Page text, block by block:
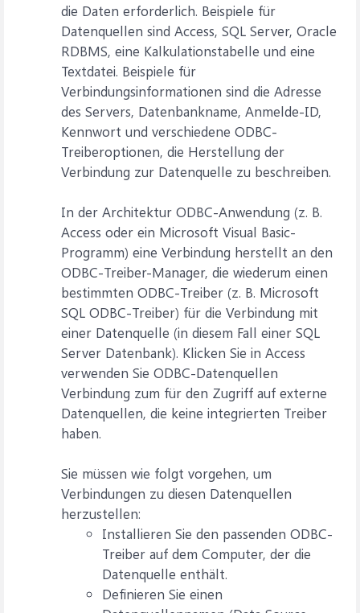
die Daten erforderlich. Beispiele für
Datenquellen sind Access, SQL Server, Oracle
RDBMS, eine Kalkulationstabelle und eine
Textdatei. Beispiele für
Verbindungsinformationen sind die Adresse
des Servers, Datenbankname, Anmelde-ID,
Kennwort und verschiedene ODBC-
Treiberoptionen, die Herstellung der
Verbindung zur Datenquelle zu beschreiben.
In der Architektur ODBC-Anwendung (z. B.
Access oder ein Microsoft Visual Basic-
Programm) eine Verbindung herstellt an den
ODBC-Treiber-Manager, die wiederum einen
bestimmten ODBC-Treiber (z. B. Microsoft
SQL ODBC-Treiber) für die Verbindung mit
einer Datenquelle (in diesem Fall einer SQL
Server Datenbank). Klicken Sie in Access
verwenden Sie ODBC-Datenquellen
Verbindung zum für den Zugriff auf externe
Datenquellen, die keine integrierten Treiber
haben.
Sie müssen wie folgt vorgehen, um
Verbindungen zu diesen Datenquellen
herzustellen:
Installieren Sie den passenden ODBC-
Treiber auf dem Computer, der die
Datenquelle enthält.
Definieren Sie einen